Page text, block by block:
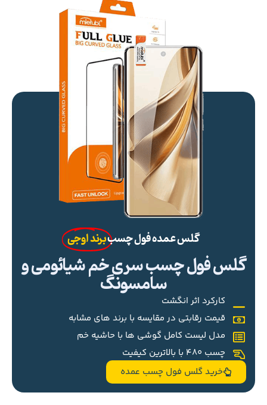
گلس عمده فول چسببرند اوجی
گلس فول چسب سری خم شیائومی و
سامسونگ
کارکرد اثر انگشت
قیمت رقابتی در مقایسه با برند های مشابه
مدل لیست کامل گوشی ها با حاشیه خم
چسب 480 با بالاترین کیفیت
خرید گلس فول چسب عمده